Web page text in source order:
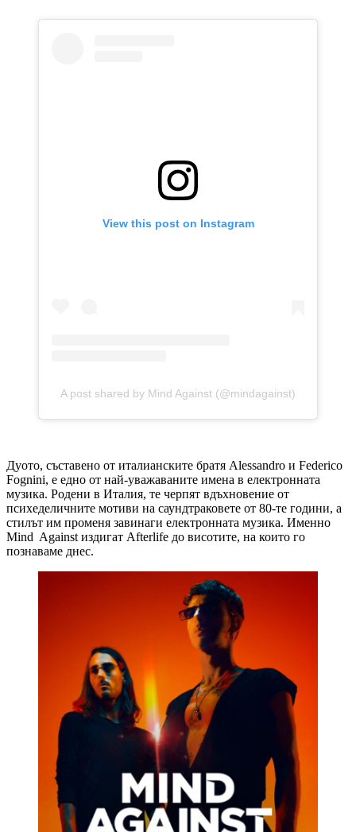
View this post on Instagram
A post shared by Mind Against (@mindagainst)
Дуото, съставено от италианските братя Alessandro и Federico
Fognini, е едно от най-уважаваните имена в електронната
музика. Родени в Италия, те черпят вдъхновение от
психеделичните мотиви на саундтраковете от 80-те години, а
стилът им променя завинаги електронната музика. Именно
Mind Against издигат Afterlife до висотите, на които го
познаваме днес.